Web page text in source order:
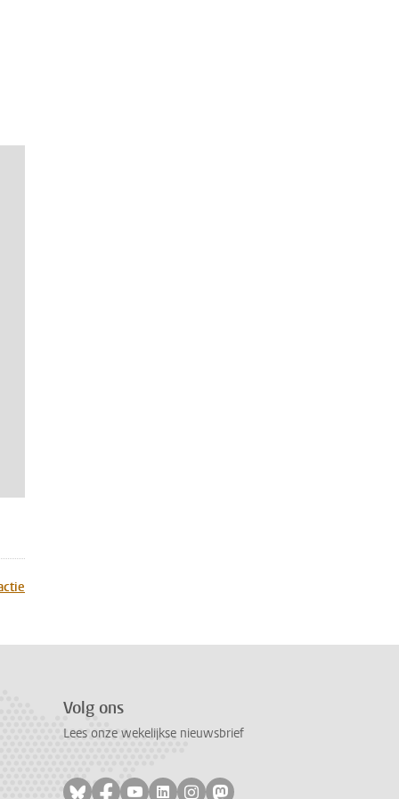
Volg ons
Lees onze wekelijkse nieuwsbrief
Volg ons op bluesky
Volg ons op facebook
Volg ons op youtube
Volg ons op linkedin
Volg ons op instagram
Volg ons op mastodon